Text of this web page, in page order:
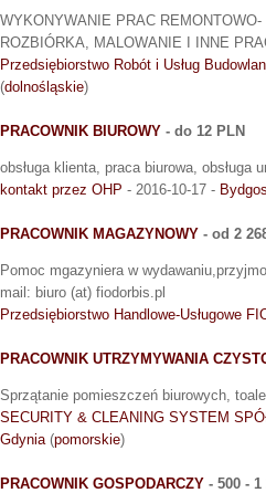
WYKONYWANIE PRAC
ROZBIÓRKA, MALOWANIE I INNE
Przedsiębiorstwo Robót i Usług
(dolnośląskie)
PRACOWNIK BIUROWY - do 12 PLN
obsługa klienta, praca biurowa, obsługa
kontakt przez OHP - 2016-10-17 -
PRACOWNIK MAGAZYNOWY - od 2
Pomoc mgazyniera w
mail: biuro (at) fiodorbis.pl
Przedsiębiorstwo Handlowe-Usługowe
PRACOWNIK UTRZYMYWANIA
Sprzątanie pomieszczeń biurowych,
SECURITY & CLEANING SYSTEM
Gdynia (pomorskie)
PRACOWNIK GOSPODARCZY - 500 - 1